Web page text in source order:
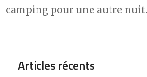
camping pour une autre nuit.
Articles récents